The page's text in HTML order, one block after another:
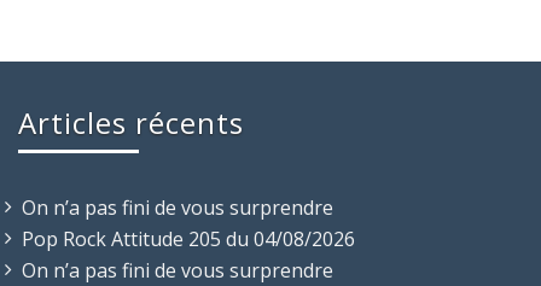
Articles récents
On n’a pas fini de vous surprendre
Pop Rock Attitude 205 du 04/08/2026
On n’a pas fini de vous surprendre